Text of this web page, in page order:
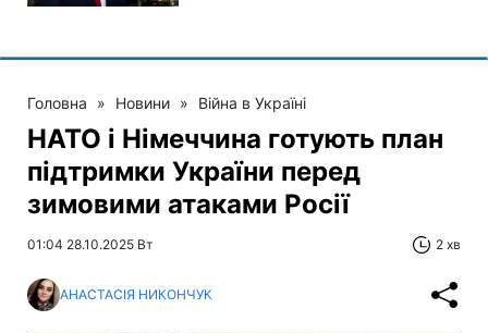
Головна » Новини » Війна в Україні
НАТО і Німеччина готують план
підтримки України перед
зимовими атаками Росії
01:04 28.10.2025 Вт 2 хв
АНАСТАСІЯ НИКОНЧУК